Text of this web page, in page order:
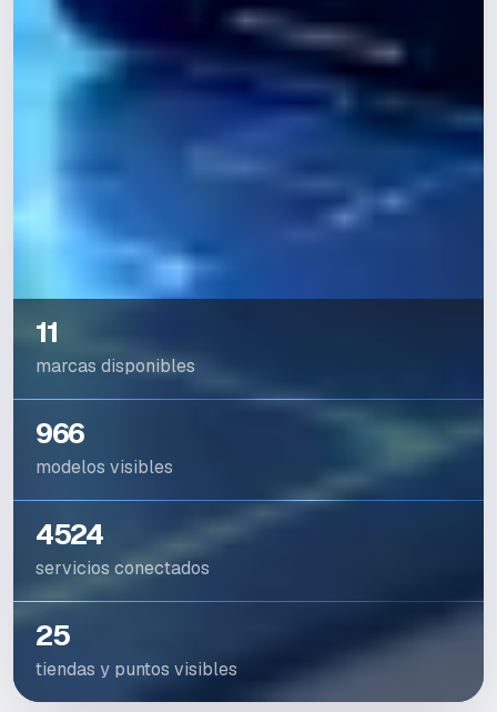
11
marcas disponibles
966
modelos visibles
4524
servicios conectados
25
tiendas y puntos visibles